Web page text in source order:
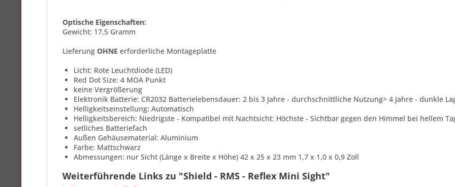
Optische Eigenschaften:
Gewicht: 17,5 Gramm
Lieferung OHNE erforderliche Montageplatte
Licht: Rote Leuchtdiode (LED)
Red Dot Size: 4 MOA Punkt
keine Vergrößerung
Elektronik Batterie: CR2032 Batterielebensdauer: 2 bis 3 Jahre - durchschnittliche Nutzung> 4 Jahre - dunkle
Helligkeitseinstellung: Automatisch
Helligkeitsbereich: Niedrigste - Kompatibel mit Nachtsicht: Höchste - Sichtbar gegen den Himmel bei hellem
setliches Batteriefach
Außen Gehäusematerial: Aluminium
Farbe: Mattschwarz
Abmessungen: nur Sicht (Länge x Breite x Höhe) 42 x 25 x 23 mm 1,7 x 1,0 x 0,9 Zoll
Weiterführende Links zu "Shield - RMS - Reflex Mini Sight"